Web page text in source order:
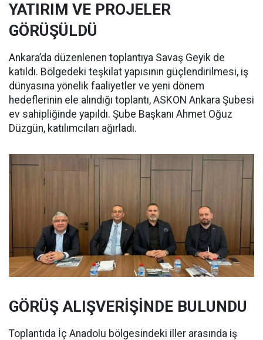
YATIRIM VE PROJELER
GÖRÜŞÜLDÜ
Ankara’da düzenlenen toplantıya Savaş Geyik de
katıldı. Bölgedeki teşkilat yapısının güçlendirilmesi, iş
dünyasına yönelik faaliyetler ve yeni dönem
hedeflerinin ele alındığı toplantı, ASKON Ankara Şubesi
ev sahipliğinde yapıldı. Şube Başkanı Ahmet Oğuz
Düzgün, katılımcıları ağırladı.
GÖRÜŞ ALIŞVERİŞİNDE BULUNDU
Toplantıda İç Anadolu bölgesindeki iller arasında iş